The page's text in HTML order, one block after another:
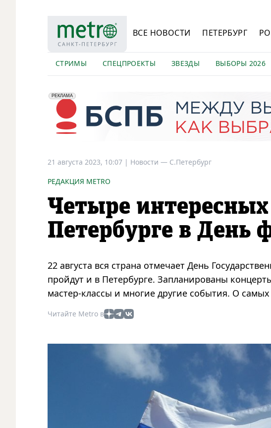
ВСЕ НОВОСТИ ПЕТЕРБУРГ
СТРИМЫ СПЕЦПРОЕКТЫ ЗВЕЗДЫ ВЫБОРЫ 2026
erid: 2VfnxyFybV5
РЕКЛАМА
ПАО "Банк "Санкт-Петербург", ИНН: 7831000027
21 августа 2023, 10:07 | Новости — С.Петербург
РЕДАКЦИЯ METRO
Четыре
Петербурге в День
22 августа вся страна отмечает День
пройдут и в Петербурге. Запланированы
мастер-классы и многие другие события. О
Читайте Metro в